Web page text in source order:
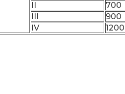
700
900
IV
1200